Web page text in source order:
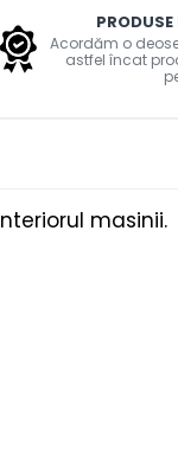
Acordăm o
astfel încat
masinii.